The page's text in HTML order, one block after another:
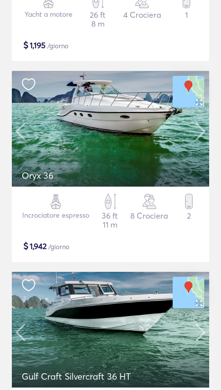
Yacht a motore
26 ft
8 m
4 Crociera 1
$1,195 /giorno
Oryx 36
Incrociatore espresso
36 ft
11 m
8 Crociera 2
$1,942/giorno
Gulf Craft Silvercraft 36 HT